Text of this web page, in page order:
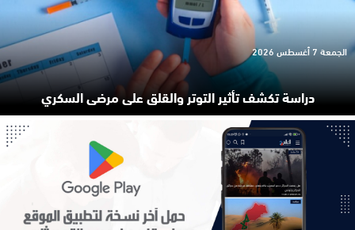
دراسة تكشف تأثير التوتر والقلق على مرضى السكري
الجمعة 7 أغسطس 2026